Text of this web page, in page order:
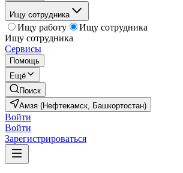
Ищу сотрудника
Ищу работу
Ищу сотрудника
Ищу сотрудника
Сервисы
Помощь
Ещё
Поиск
Амзя (Нефтекамск, Башкортостан)
Войти
Войти
Зарегистрироваться